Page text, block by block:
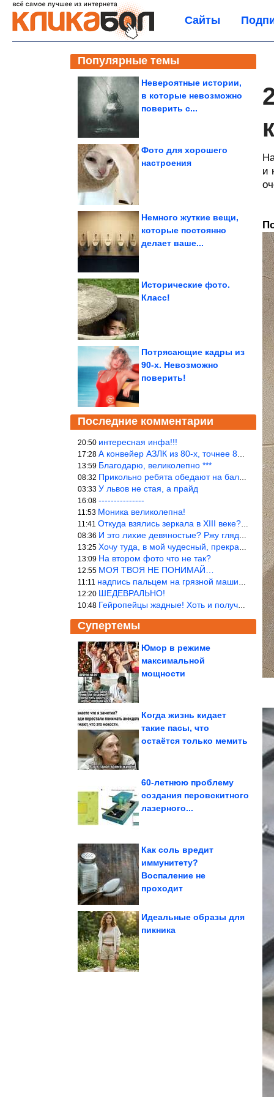
Сайты
Популярные темы
Невероятные истории,
в которые невозможно
поверить с...
Фото для хорошего
настроения
Немного жуткие вещи,
которые постоянно
делает ваше...
Исторические фото.
Класс!
Потрясающие кадры из
90-х. Невозможно
поверить!
Последние комментарии
20:50 интересная инфа!!!
17:28 А конвейер АЗЛК из 80-х, точнее 86-87 годы. «Москвичи»-то из пер
13:59 Благодарю, великолепно ***
08:32 Прикольно ребята обедают на балке...))
03:33 У львов не стая, а прайд
16:08 ---------------
11:53 Моника великолепна!
11:41 Откуда взялись зеркала в XIII веке? Вы ничего не перепутали?
08:36 И это лихие девяностые? Ржу глядя в окно!!!
13:25 Хочу туда, в мой чудесный, прекрасный мир.
13:09 На втором фото что не так?
12:55 МОЯ ТВОЯ НЕ ПОНИМАЙ…
11:11 надпись пальцем на грязной машине «Помой меня»!
12:20 ШЕДЕВРАЛЬНО!
10:48 Гейропейцы жадные! Хоть и получают в десять раз больше жителей б
Супертемы
Юмор в режиме
максимальной
мощности
Как всегда
идеальную чистоту и
свежесть...
Когда жизнь кидает
такие пасы, что
остаётся только мемить
60-летнюю проблему
создания перовскитного
лазерного...
Как соль вредит
иммунитету?
Воспаление не
проходит
100% убойные хиты про
женщин
Идеальные образы для
пикника
Самые красивые сорта
и